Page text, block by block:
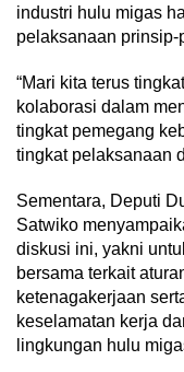
industri hulu migas
pelaksanaan prinsip-
“Mari kita terus
kolaborasi dalam
tingkat pemegang
tingkat pelaksanaan
Sementara, Deputi
Satwiko
diskusi ini, yakni
bersama terkait
ketenagakerjaan
keselamatan kerja
lingkungan hulu